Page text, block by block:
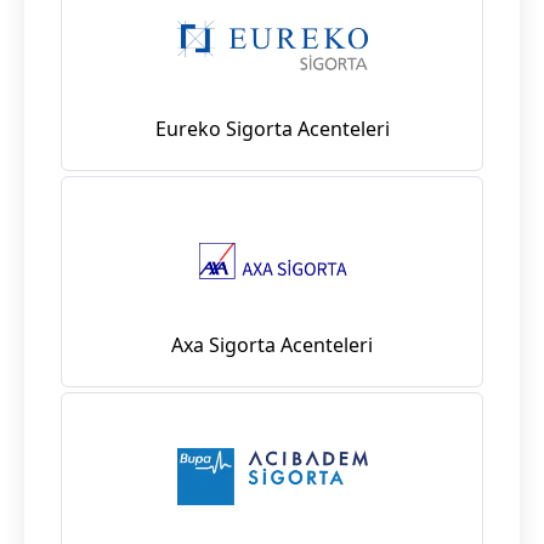
Eureko Sigorta Acenteleri
Axa Sigorta Acenteleri